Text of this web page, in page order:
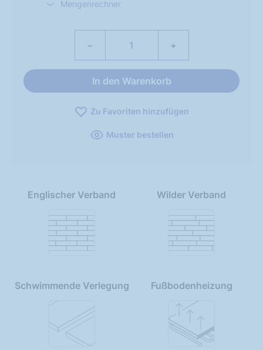
Mengenrechner
− +
In den Warenkorb
Zu Favoriten hinzufügen
Muster bestellen
Englischer Verband Wilder Verband
Schwimmende Verlegung Fußbodenheizung